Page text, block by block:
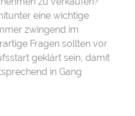
eine wichtige
zwingend im
Fragen sollten vor
geklärt sein, damit
in Gang